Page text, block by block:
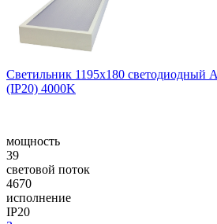
Светильник 1195x180 светодиодный
(IP20) 4000K
мощность
39
световой поток
4670
исполнение
IP20